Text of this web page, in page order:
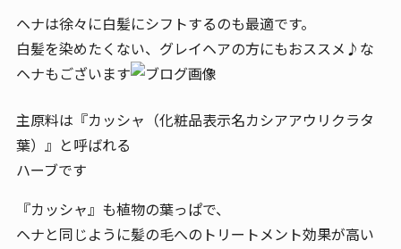
ヘナは徐々に白髪にシフトするのも最適です。
白髪を染めたくない、グレイヘアの方にもおススメ♪な
ヘナもございます
主原料は『カッシャ（化粧品表示名カシアアウリクラタ
葉）』と呼ばれる
ハーブです
『カッシャ』も植物の葉っぱで、
ヘナと同じように髪の毛へのトリートメント効果が高い